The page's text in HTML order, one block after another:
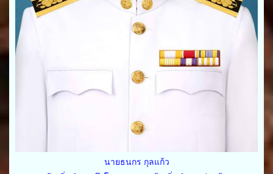
นายธนกร กุลแก้ว